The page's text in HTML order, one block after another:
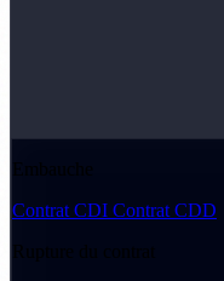
Embauche
Contrat CDI Contrat CDD
Rupture du contrat